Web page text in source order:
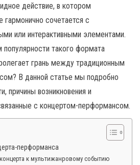
ц
ю
действие, в котором
гармонично сочетается с
или интерактивными элементами.
такого формата
грань между традиционным
В данной статье мы подробно
причины возникновения и
с концертом-перформансом.
перформанса
к мультижанровому событию